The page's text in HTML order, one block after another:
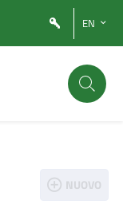
EN
NUOVO